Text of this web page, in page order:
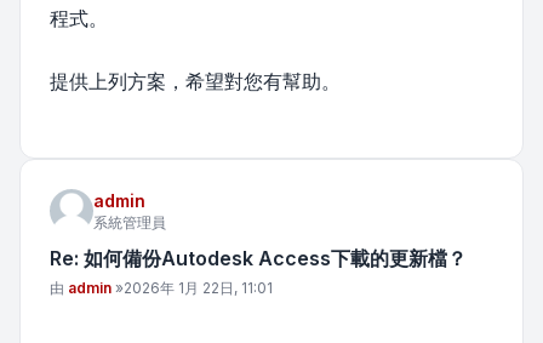
程式。
提供上列方案，希望對您有幫助。
admin
系統管理員
Re: 如何備份Autodesk Access下載的更新檔？
文章
由 admin »2026年 1月 22日, 11:01